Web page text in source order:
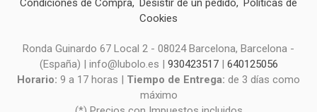
Condiciones de Compra Desistir de un pedido
Políticas de
Cookies
Ronda Guinardo 67 Local 2 - 08024 Barcelona, Barcelona -
(España) | info@lubolo.es | 930423517| 640125056
Horario: 9 a 17 horas | Tiempo de Entrega: de 3 días como
máximo